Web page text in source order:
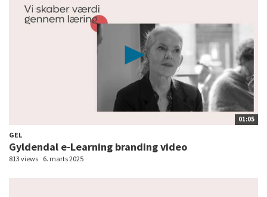
01:05
GEL
Gyldendal e-Learning branding video
813 views 6. marts 2025